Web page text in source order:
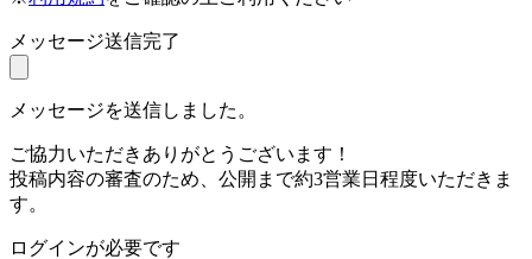
メッセージ送信完了
メッセージを送信しました。
ご協力いただきありがとうございます！
投稿内容の審査のため、公開まで約3営業日程度いただきま
す。
ログインが必要です